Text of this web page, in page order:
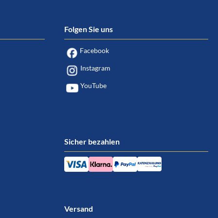
Folgen Sie uns
Facebook
Instagram
YouTube
Sicher bezahlen
Versand